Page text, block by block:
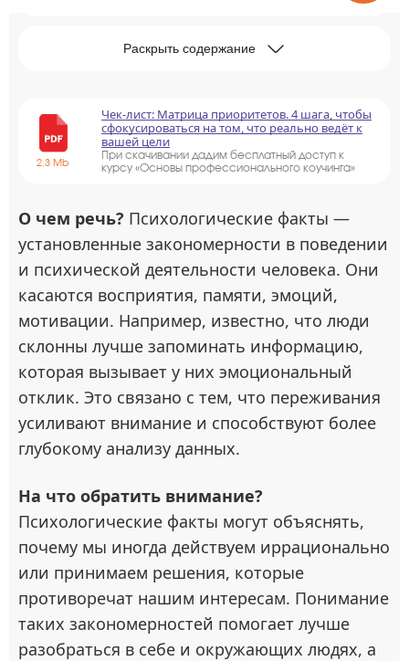
Раскрыть содержание
2.3 Mb
Чек-лист: Матрица приоритетов. 4 шага, чтобы
сфокусироваться на том, что реально ведёт к
вашей цели
При скачивании дадим бесплатный доступ к
курсу «Основы профессионального коучинга»
О чем речь? Психологические факты —
установленные закономерности в поведении
и психической деятельности человека. Они
касаются восприятия, памяти, эмоций,
мотивации. Например, известно, что люди
склонны лучше запоминать информацию,
которая вызывает у них эмоциональный
отклик. Это связано с тем, что переживания
усиливают внимание и способствуют более
глубокому анализу данных.
На что обратить внимание?
Психологические факты могут объяснять,
почему мы иногда действуем иррационально
или принимаем решения, которые
противоречат нашим интересам. Понимание
таких закономерностей помогает лучше
разобраться в себе и окружающих людях, а